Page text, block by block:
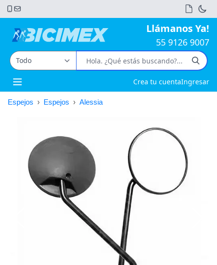
Llámanos Ya!
55 9126 9007
Open main menu Crea tu cuentaIngresar
Espejos › Espejos › Alessia